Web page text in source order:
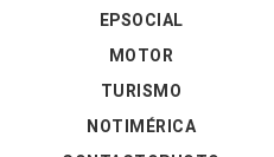
EPSOCIAL
MOTOR
TURISMO
NOTIMÉRICA